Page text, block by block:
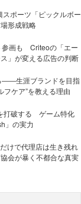
スポーツ「ピックルボー
形成戦略
参画も Criteoの「エー
」が変える広告の判断
――生涯ブランドを目指
フケア”を教える理由
打破する ゲーム特化
」の実力
けで代理店は生き残れ
会が暴く不都合な真実